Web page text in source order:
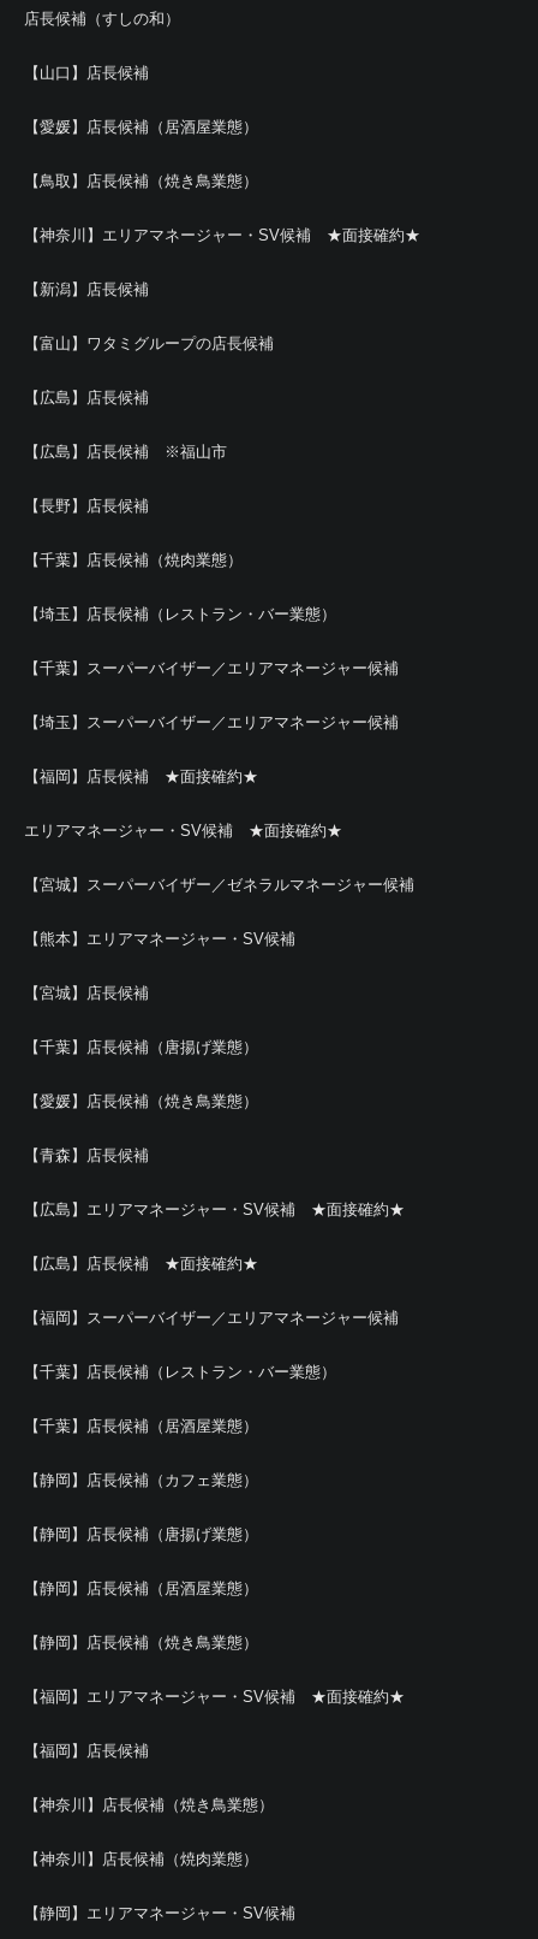
店長候補（すしの和）
【山口】店長候補
【愛媛】店長候補（居酒屋業態）
【鳥取】店長候補（焼き鳥業態）
【神奈川】エリアマネージャー・SV候補 ★面接確約★
【新潟】店長候補
【富山】ワタミグループの店長候補
【広島】店長候補
【広島】店長候補 ※福山市
【長野】店長候補
【千葉】店長候補（焼肉業態）
【埼玉】店長候補（レストラン・バー業態）
【千葉】スーパーバイザー／エリアマネージャー候補
【埼玉】スーパーバイザー／エリアマネージャー候補
【福岡】店長候補 ★面接確約★
エリアマネージャー・SV候補 ★面接確約★
【宮城】スーパーバイザー／ゼネラルマネージャー候補
【熊本】エリアマネージャー・SV候補
【宮城】店長候補
【千葉】店長候補（唐揚げ業態）
【愛媛】店長候補（焼き鳥業態）
【青森】店長候補
【広島】エリアマネージャー・SV候補 ★面接確約★
【広島】店長候補 ★面接確約★
【福岡】スーパーバイザー／エリアマネージャー候補
【千葉】店長候補（レストラン・バー業態）
【千葉】店長候補（居酒屋業態）
【静岡】店長候補（カフェ業態）
【静岡】店長候補（唐揚げ業態）
【静岡】店長候補（居酒屋業態）
【静岡】店長候補（焼き鳥業態）
【福岡】エリアマネージャー・SV候補 ★面接確約★
【福岡】店長候補
【神奈川】店長候補（焼き鳥業態）
【神奈川】店長候補（焼肉業態）
【静岡】エリアマネージャー・SV候補